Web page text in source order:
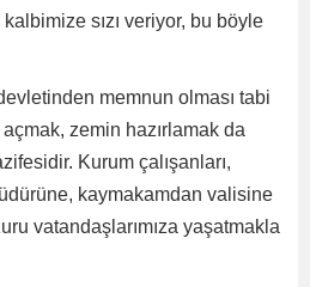
sızı veriyor, bu böyle
memnun olması tabi
zemin hazırlamak da
Kurum çalışanları,
kaymakamdan valisine
vatandaşlarımıza yaşatmakla